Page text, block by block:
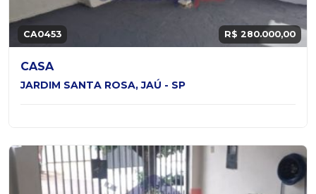
CA0453 R$ 280.000,00
CASA
JARDIM SANTA ROSA, JAÚ - SP